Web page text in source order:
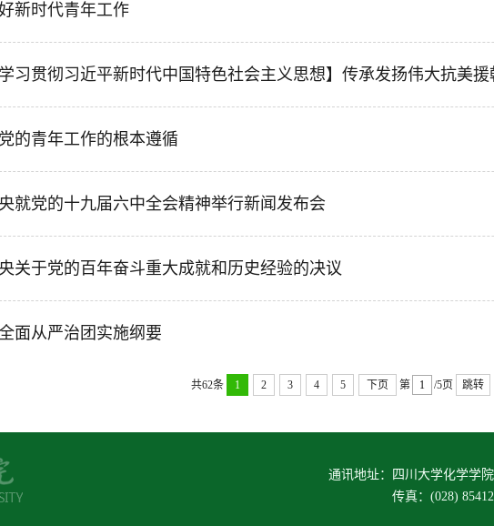
新时代青年工作
习贯彻习近平新时代中国特色社会主义思想】传承发扬伟大抗美援
的青年工作的根本遵循
就党的十九届六中全会精神举行新闻发布会
关于党的百年奋斗重大成就和历史经验的决议
面从严治团实施纲要
共62条 1 2 3 4 5 下页 第 /5页 跳转
通讯地址：四川大学化学学
传真：(028)